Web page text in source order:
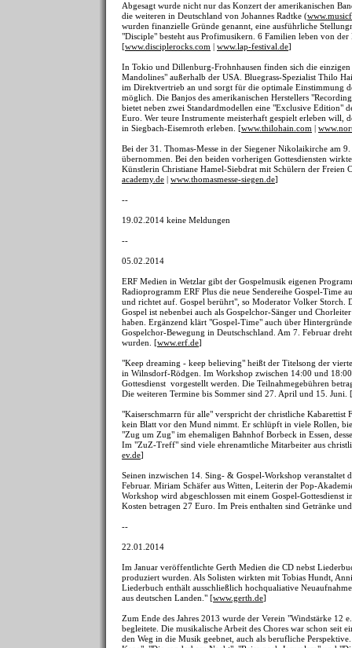
Abgesagt wurde nicht nur das Konzert der amerikanischen
die weiteren in Deutschland von Johannes Radtke (
wurden finanzielle Gründe genannt, eine ausführliche
"Disciple" besteht aus Profimusikern. 6 Familien leben von
[www.disciplerocks.com | www.lap-festival.de]
In Tokio und Dillenburg-Frohnhausen finden sich die
Mandolines" außerhalb der USA. Bluegrass-Spezialist Thilo
im Direktvertrieb an und sorgt für die optimale Einstimmung
möglich. Die Banjos des amerikanischen Herstellers
bietet neben zwei Standardmodellen eine "Exclusive
Euro. Wer teure Instrumente meisterhaft gespielt erleben will,
in Siegbach-Eisemroth erleben. [www.thilohain.com |
Bei der 31. Thomas-Messe in der Siegener Nikolaikirche am
übernommen. Bei den beiden vorherigen Gottesdiensten
Künstlerin Christiane Hamel-Siebdrat mit Schülern der Freien
academy.de | www.thomasmesse-siegen.de]
--
19.02.2014 keine Meldungen
--
05.02.2014
ERF Medien in Wetzlar gibt der Gospelmusik eigenen
Radioprogramm ERF Plus die neue Sendereihe Gospel-
und richtet auf. Gospel berührt", so Moderator Volker Storch.
Gospel ist nebenbei auch als Gospelchor-Sänger und
haben. Ergänzend klärt "Gospel-Time" auch über
Gospelchor-Bewegung in Deutschschland. Am 7. Februar
wurden. [www.erf.de]
"Keep dreaming - keep believing" heißt der Titelsong der
in Wilnsdorf-Rödgen. Im Workshop zwischen 14:00 und
Gottesdienst vorgestellt werden. Die Teilnahmegebühren
Die weiteren Termine bis Sommer sind 27. April und 15. Juni. [
"Kaiserschmarrn für alle" verspricht der christliche Kabarettist
kein Blatt vor den Mund nimmt. Er schlüpft in viele Rollen,
"Zug um Zug" im ehemaligen Bahnhof Borbeck in Essen,
Im "ZuZ-Treff" sind viele ehrenamtliche Mitarbeiter aus
ev.de]
Seinen inzwischen 14. Sing- & Gospel-Workshop
Februar. Miriam Schäfer aus Witten, Leiterin der Pop-
Workshop wird abgeschlossen mit einem Gospel-
Kosten betragen 27 Euro. Im Preis enthalten sind Getränke
--
22.01.2014
Im Januar veröffentlichte Gerth Medien die CD nebst
produziert wurden. Als Solisten wirkten mit Tobias Hundt,
Liederbuch enthält ausschließlich hochqualiative
aus deutschen Landen." [www.gerth.de]
Zum Ende des Jahres 2013 wurde der Verein "Windstärke 12
begleitete. Die musikalische Arbeit des Chores war schon
den Weg in die Musik geebnet, auch als berufliche